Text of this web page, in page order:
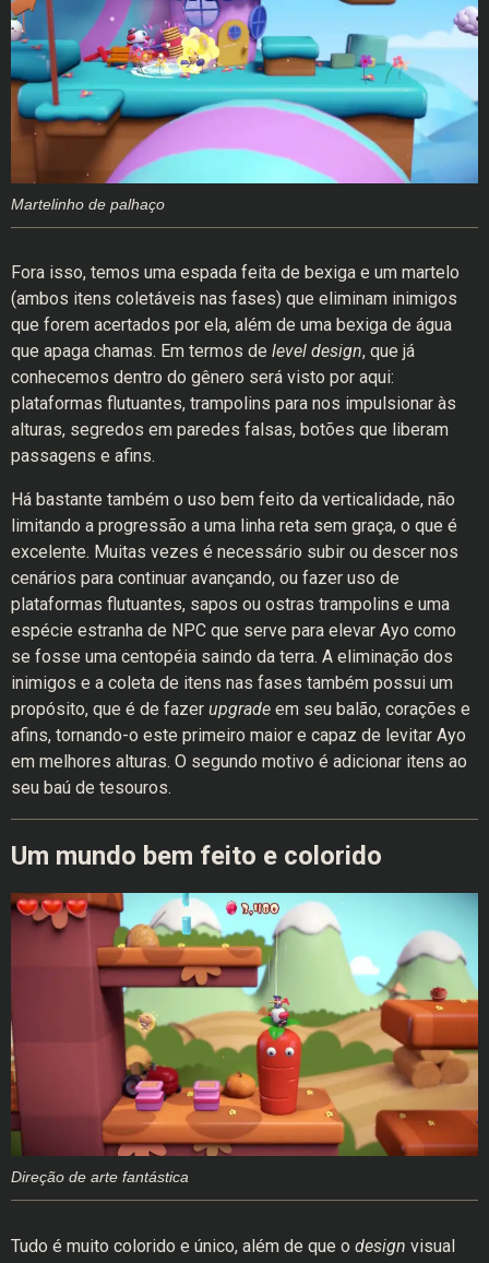
Martelinho de palhaço
Fora isso, temos uma espada feita de bexiga e um martelo
(ambos itens coletáveis nas fases) que eliminam inimigos
que forem acertados por ela, além de uma bexiga de água
que apaga chamas. Em termos de level design, que já
conhecemos dentro do gênero será visto por aqui:
plataformas flutuantes, trampolins para nos impulsionar às
alturas, segredos em paredes falsas, botões que liberam
passagens e afins.
Há bastante também o uso bem feito da verticalidade, não
limitando a progressão a uma linha reta sem graça, o que é
excelente. Muitas vezes é necessário subir ou descer nos
cenários para continuar avançando, ou fazer uso de
plataformas flutuantes, sapos ou ostras trampolins e uma
espécie estranha de NPC que serve para elevar Ayo como
se fosse uma centopéia saindo da terra. A eliminação dos
inimigos e a coleta de itens nas fases também possui um
propósito, que é de fazer upgrade em seu balão, corações e
afins, tornando-o este primeiro maior e capaz de levitar Ayo
em melhores alturas. O segundo motivo é adicionar itens ao
seu baú de tesouros.
Um mundo bem feito e colorido
Direção de arte fantástica
Tudo é muito colorido e único, além de que o design visual